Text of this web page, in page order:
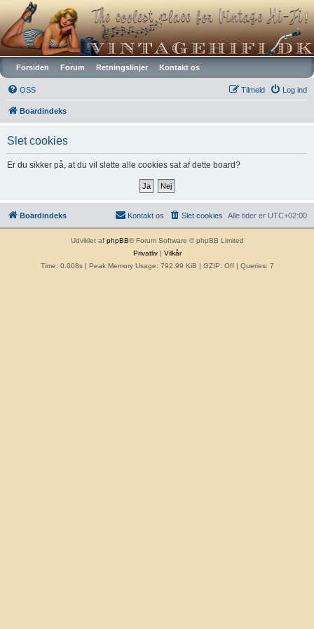
Vintagehifi.dk
Forsiden Forum Retningslinjer Kontakt os
OSS Log ind
Tilmeld
Boardindeks
Slet cookies
Er du sikker på, at du vil slette alle cookies sat af dette board?
Boardindeks Alle tider er UTC+02:00
Slet cookies
Kontakt os
Udviklet af phpBB® Forum Software © phpBB Limited
Privatliv| Vilkår
Time: 0.008s| Peak Memory Usage: 792.99 KiB | GZIP: Off | Queries: 7